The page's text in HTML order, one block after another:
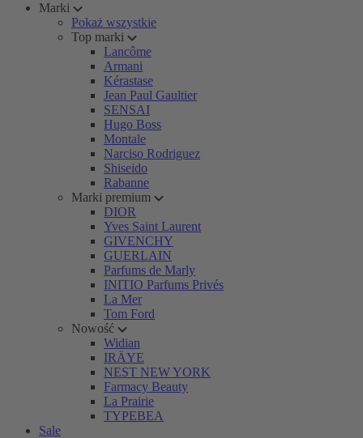
Marki
Pokaż wszystkie
Top marki
Lancôme
Armani
Kérastase
Jean Paul Gaultier
SENSAI
Hugo Boss
Montale
Narciso Rodriguez
Shiseido
Rabanne
Marki premium
DIOR
Yves Saint Laurent
GIVENCHY
GUERLAIN
Parfums de Marly
INITIO Parfums Privés
La Mer
Tom Ford
Nowość
Widian
IRÄYE
NEST NEW YORK
Farmacy Beauty
La Prairie
TYPEBEA
Sale